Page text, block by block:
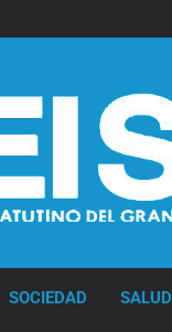
SOCIEDAD SALUD